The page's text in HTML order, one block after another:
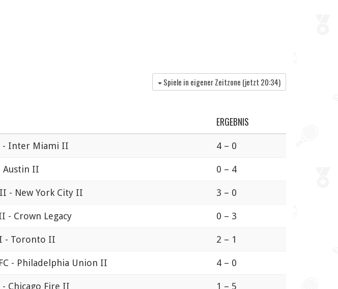
Spiele in eigener Zeitzone (jetzt 20:34)
ERGEBNIS
- Inter Miami II 4 – 0
Austin II 0 – 4
- New York City II 3 – 0
- Crown Legacy 0 – 3
- Toronto II 2 – 1
- Philadelphia Union II 4 – 0
Chicago Fire II 1 – 5